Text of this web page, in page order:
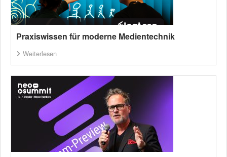
Praxiswissen für moderne Medientechnik
Weiterlesen